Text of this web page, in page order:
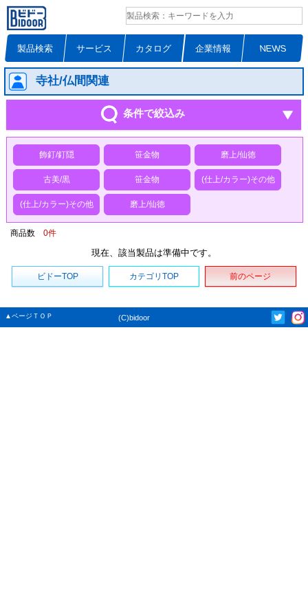
製品検索 サービス カタログ 企業情報 NEWS
寺社/仏間関連
条件で絞込み
飾釘/釘隠 笹金物 磨上/仙徳
古美/黒 笹金物 (仕上/カラー)その他
(仕上/カラー)その他 磨上/仙徳
商品数 0件
現在、該当製品は準備中です。
ビドーTOP カテゴリTOP 前のページ
▲ページＴＯＰ (C)bidoor